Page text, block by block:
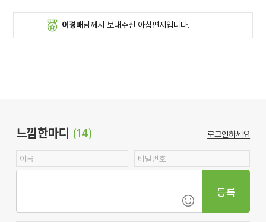
이경배님께서 보내주신 아침편지입니다.
느낌한마디 (14) 로그인하세요
등록